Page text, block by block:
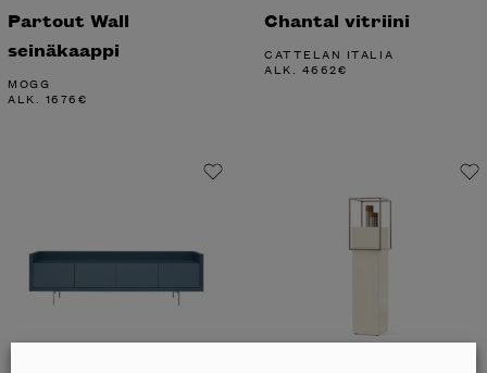
Partout Wall
seinäkaappi
MOGG
ALK. 1676€
Chantal vitriini
CATTELAN ITALIA
ALK. 4662€